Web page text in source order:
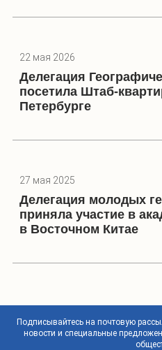
22 мая 2026
Делегация
посетила Штаб-
Петербурге
27 мая 2025
Делегация молодых
приняла участие в
в Восточном Китае
Подписывайтесь на почтовую
новости и специальные